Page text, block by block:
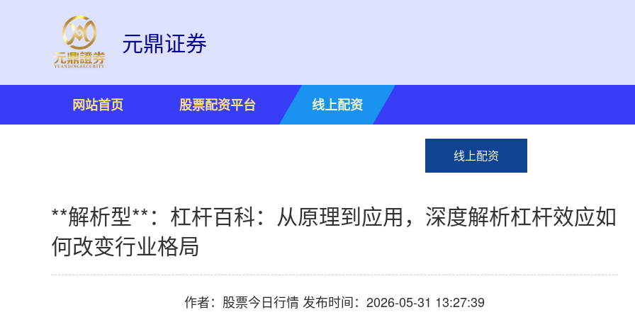
元鼎证券
网站首页 股票配资平台 线上配资
线上配资
**解析型**：杠杆百科：从原理到应用，深度解析杠杆效应如
何改变行业格局
作者：股票今日行情 发布时间：2026-05-31 13:27:39